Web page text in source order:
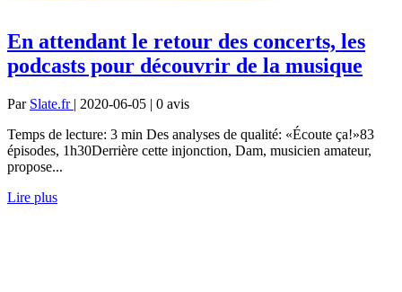
En attendant le retour des concerts, les
podcasts pour découvrir de la musique
Par Slate.fr | 2020-06-05 | 0 avis
Temps de lecture: 3 min Des analyses de qualité: «Écoute ça!»83
épisodes, 1h30Derrière cette injonction, Dam, musicien amateur,
propose...
Lire plus